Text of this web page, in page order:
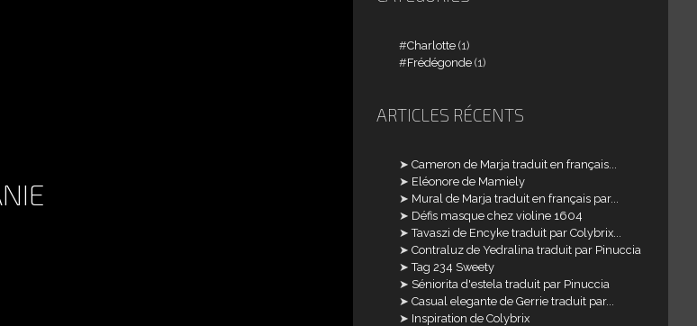
Charlotte (1)
Frédégonde (1)
ARTICLES RÉCENTS
Cameron de Marja traduit en français...
Eléonore de Mamiely
Mural de Marja traduit en français par...
Défis masque chez violine 1604
Tavaszi de Encyke traduit par Colybrix...
Contraluz de Yedralina traduit par Pinuccia
Tag 234 Sweety
Séniorita d'estela traduit par Pinuccia
Casual elegante de Gerrie traduit par...
Inspiration de Colybrix